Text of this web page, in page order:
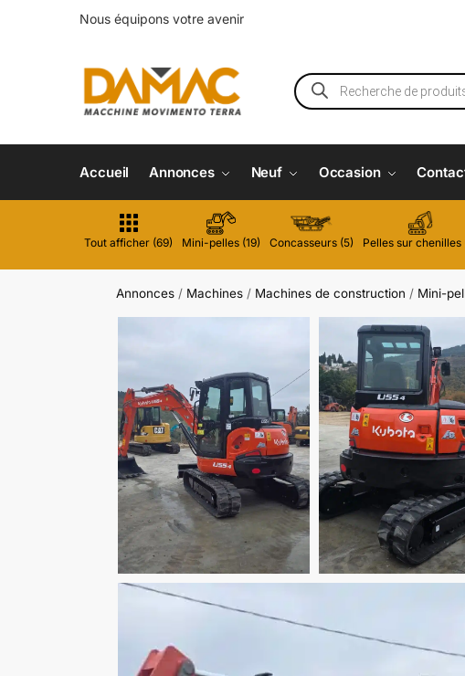
Nous équipons votre avenir
Accueil Annonces Neuf Occasion
Tout afficher (69) Mini-pelles (19) Concasseurs (5) Pelles sur chenilles
Annonces / Machines / Machines de construction / Mini-